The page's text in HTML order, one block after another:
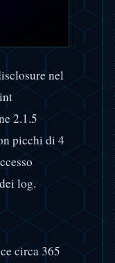
nel
2.1.5
picchi di 4
log.
circa 365